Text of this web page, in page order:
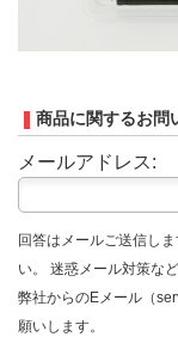
商品に関するお問
メールアドレス:
回答はメールご送信し
い。 迷惑メール対策な
弊社からのEメール（
願いします。